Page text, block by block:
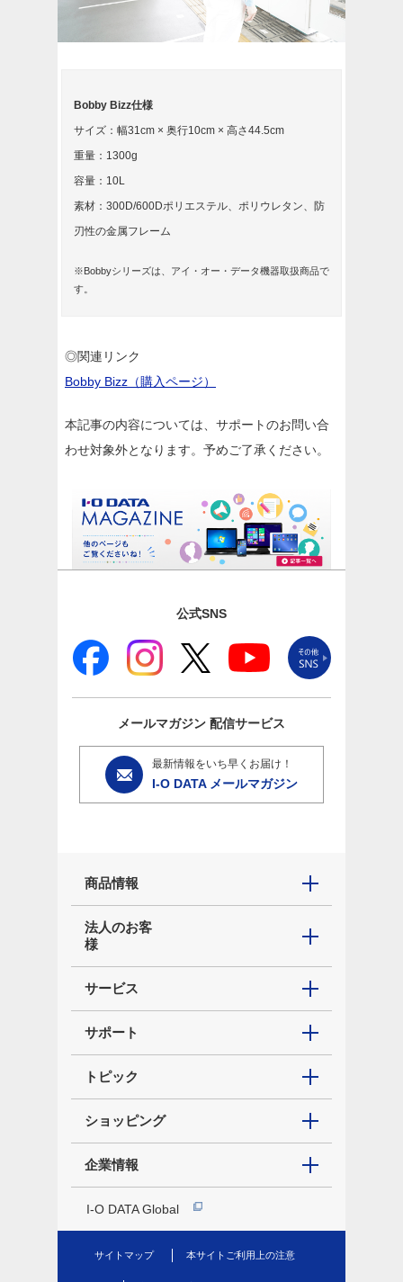
Bobby Bizz仕様
サイズ：幅31cm × 奥行10cm × 高さ44.5cm
重量：1300g
容量：10L
素材：300D/600Dポリエステル、ポリウレタン、防
刃性の金属フレーム
※Bobbyシリーズは、アイ・オー・データ機器取扱商品で
す。
◎関連リンク
Bobby Bizz（購入ページ）
本記事の内容については、サポートのお問い合
わせ対象外となります。予めご了承ください。
公式SNS
メールマガジン 配信サービス
最新情報をいち早くお届け！
I-O DATA メールマガジン
商品情報
法人のお客
様
サービス
サポート
トピック
ショッピング
企業情報
I-O DATA Global
サイトマップ 本サイトご利用上の注意